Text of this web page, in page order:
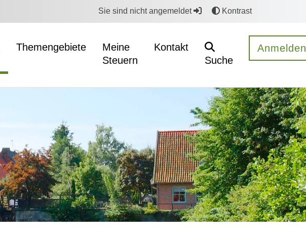
Sie sind nicht angemeldet Kontrast
Themengebiete
Meine
Steuern
Kontakt
Suche
Anmelden